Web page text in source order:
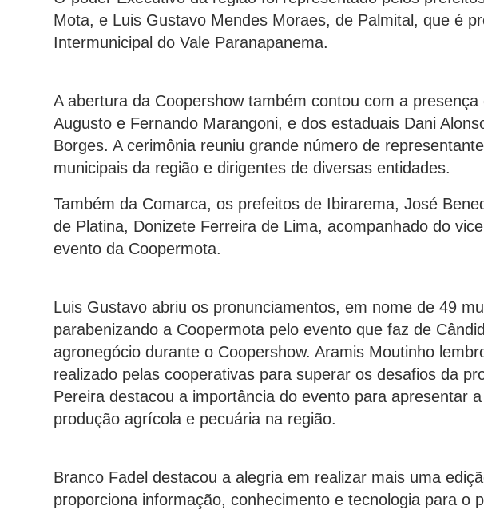
Mota, e Luis Gustavo Mendes Moraes, de Palmital, que é
Intermunicipal do Vale Paranapanema.
A abertura da Coopershow também contou com a
Augusto e Fernando Marangoni, e dos estaduais Dani
Borges. A cerimônia reuniu grande número de
municipais da região e dirigentes de diversas entidades.
Também da Comarca, os prefeitos de Ibirarema, José
de Platina, Donizete Ferreira de Lima, acompanhado do
evento da Coopermota.
Luis Gustavo abriu os pronunciamentos, em nome de 49
parabenizando a Coopermota pelo evento que faz de
agronegócio durante o Coopershow. Aramis Moutinho
realizado pelas cooperativas para superar os desafios da
Pereira destacou a importância do evento para apresentar
produção agrícola e pecuária na região.
Branco Fadel destacou a alegria em realizar mais uma
proporciona informação, conhecimento e tecnologia para o